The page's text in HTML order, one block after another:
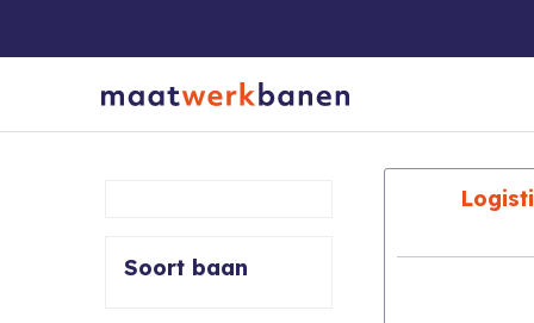
Soort baan